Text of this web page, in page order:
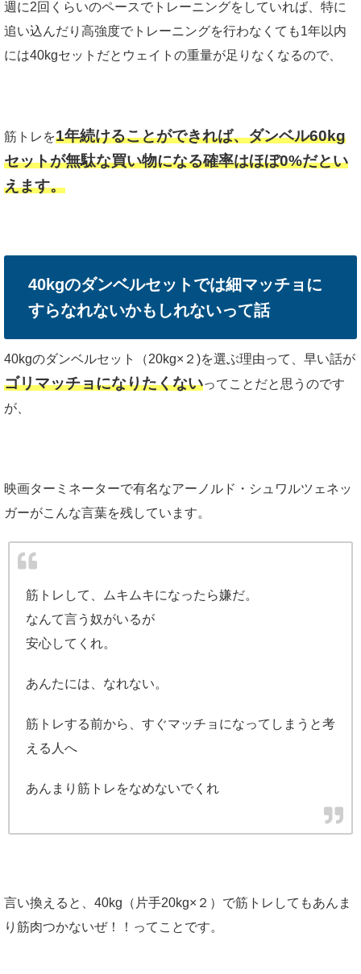
週に2回くらいのペースでトレーニングをしていれば、特に
追い込んだり高強度でトレーニングを行わなくても1年以内
には40kgセットだとウェイトの重量が足りなくなるので、
筋トレを1年続けることができれば、ダンベル60kg
セットが無駄な買い物になる確率はほぼ0%だとい
えます。
40kgのダンベルセットでは細マッチョに
すらなれないかもしれないって話
40kgのダンベルセット（20kg×２)を選ぶ理由って、早い話が
ゴリマッチョになりたくないってことだと思うのです
が、
映画ターミネーターで有名なアーノルド・シュワルツェネッ
ガーがこんな言葉を残しています。
筋トレして、ムキムキになったら嫌だ。
なんて言う奴がいるが
安心してくれ。
あんたには、なれない。
筋トレする前から、すぐマッチョになってしまうと考
える人へ
あんまり筋トレをなめないでくれ
言い換えると、40kg（片手20kg×２）で筋トレしてもあんま
り筋肉つかないぜ！！ってことです。